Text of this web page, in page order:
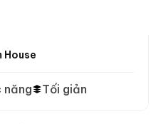
House
năng Tối giản